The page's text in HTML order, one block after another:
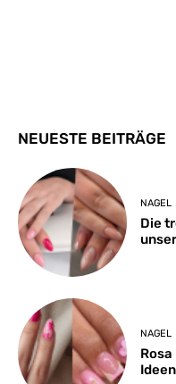
NEUESTE BEITRÄGE
NAGEL
Die
NAGEL